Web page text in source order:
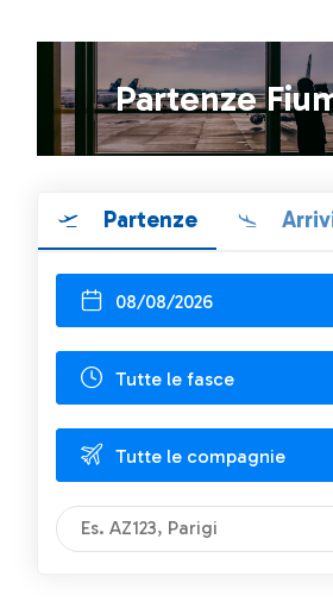
Partenze
Partenze
08/08/2026
Tutte le fasce
Tutte le compagnie